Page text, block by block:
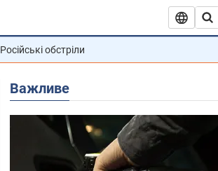
Російські обстріли
Важливе